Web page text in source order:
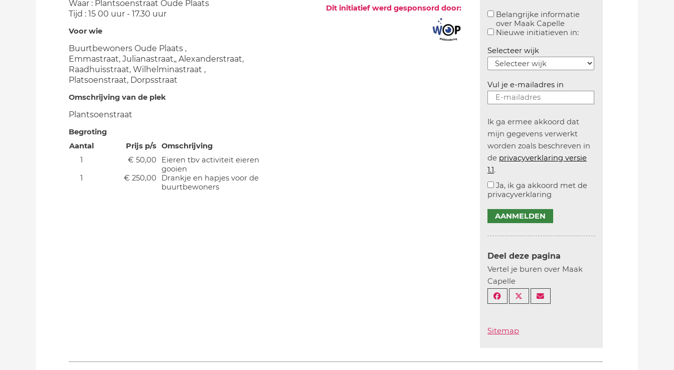
Dit initiatief werd gesponsord door:
Waar : Plantsoenstraat Oude Plaats
Tijd : 15 00 uur - 17.30 uur
Voor wie
Buurtbewoners Oude Plaats ,
Emmastraat, Julianastraat,, Alexanderstraat,
Raadhuisstraat, Wilhelminastraat ,
Platsoenstraat, Dorpsstraat
Omschrijving van de plek
Plantsoenstraat
Begroting
Aantal
Prijs p/s Omschrijving
1
€ 50,00
Eieren tbv activiteit eieren
gooien
1
€ 250,00
Drankje en hapjes voor de
buurtbewoners
Belangrijke informatie
over Maak Capelle
Aanvinken om belangrijke informatie over
Nieuwe initiatieven in:Aanvinken om
Selecteer wijk
Vul je e-mailadres in
Ik ga ermee akkoord dat
mijn gegevens verwerkt
worden zoals beschreven in
de privacyverklaring versie
1.1.
Ja, ik ga akkoord met de
privacyverklaring
AANMELDEN
Deel deze pagina
Vertel je buren over Maak
Capelle
Sitemap